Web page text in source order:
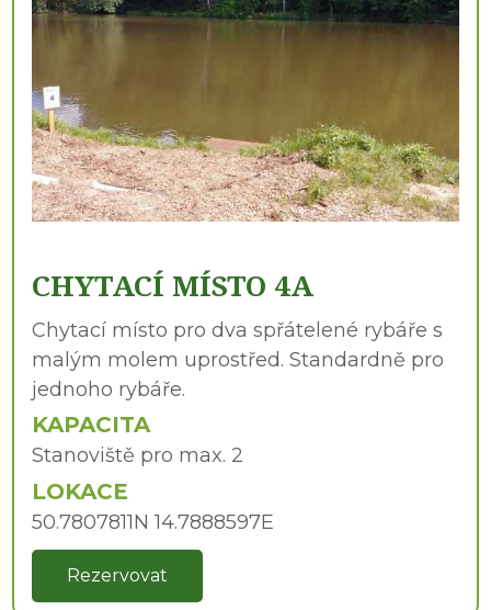
CHYTACÍ MÍSTO 4A
Chytací místo pro dva spřátelené rybáře s
malým molem uprostřed. Standardně pro
jednoho rybáře.
KAPACITA
Stanoviště pro max. 2
LOKACE
50.7807811N 14.7888597E
Rezervovat